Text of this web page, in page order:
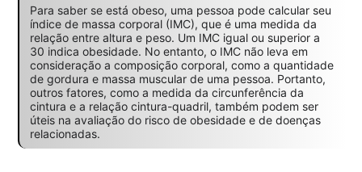
Para saber se está obeso, uma pessoa pode calcular seu
índice de massa corporal (IMC), que é uma medida da
relação entre altura e peso. Um IMC igual ou superior a
30 indica obesidade. No entanto, o IMC não leva em
consideração a composição corporal, como a quantidade
de gordura e massa muscular de uma pessoa. Portanto,
outros fatores, como a medida da circunferência da
cintura e a relação cintura-quadril, também podem ser
úteis na avaliação do risco de obesidade e de doenças
relacionadas.